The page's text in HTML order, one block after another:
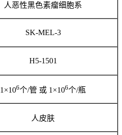
人恶性黑色素瘤细胞系
SK-MEL-3
H5-1501
1×106个/管 或 1×106个/瓶
人皮肤